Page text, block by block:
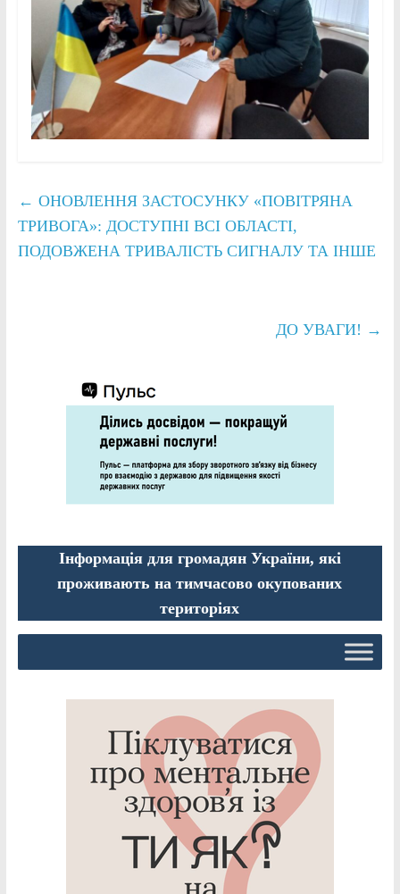
← ОНОВЛЕННЯ ЗАСТОСУНКУ «ПОВІТРЯНА
ТРИВОГА»: ДОСТУПНІ ВСІ ОБЛАСТІ,
ПОДОВЖЕНА ТРИВАЛІСТЬ СИГНАЛУ ТА ІНШЕ
ДО УВАГИ! →
Інформація для громадян України, які
проживають на тимчасово окупованих
територіях